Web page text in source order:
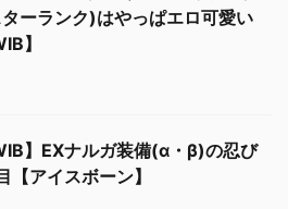
ーランク)はやっぱエロ可愛い
】
】EXナルガ装備(α・β)の忍び
【アイスボーン】